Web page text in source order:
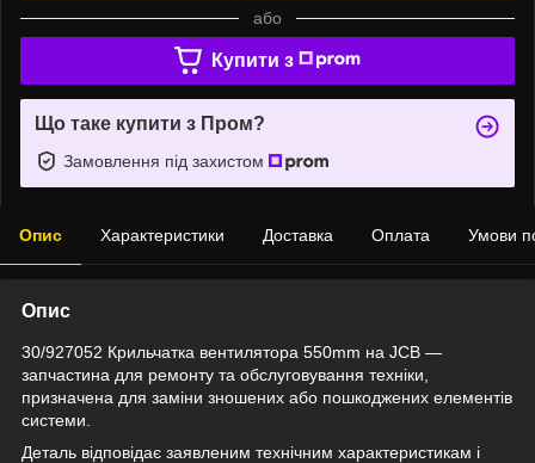
або
Купити з
Що таке купити з Пром?
Замовлення під захистом
Опис Характеристики Доставка Оплата Умови
Опис
30/927052 Крильчатка вентилятора 550mm на JCB —
запчастина для ремонту та обслуговування техніки,
призначена для заміни зношених або пошкоджених елементів
системи.
Деталь відповідає заявленим технічним характеристикам і